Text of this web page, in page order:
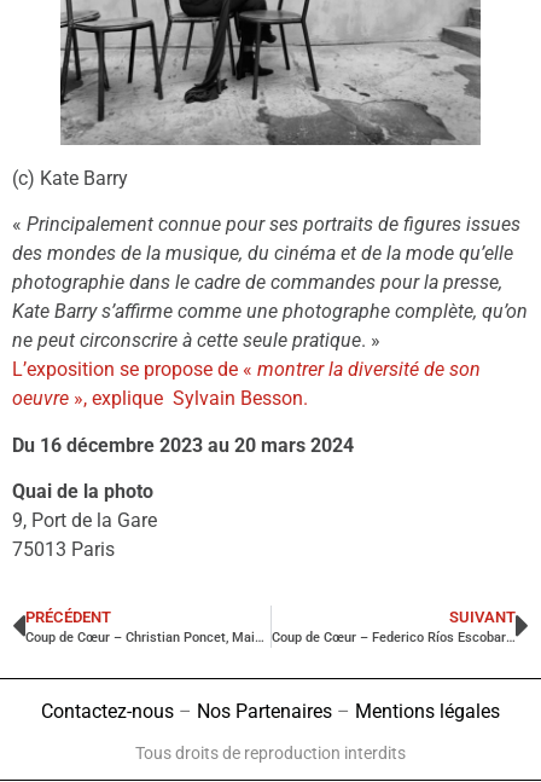
(c) Kate Barry
« Principalement connue pour ses portraits de figures issues
des mondes de la musique, du cinéma et de la mode qu’elle
photographie dans le cadre de commandes pour la presse,
Kate Barry s’affirme comme une photographe complète, qu’on
ne peut circonscrire à cette seule pratique. »
L’exposition se propose de « montrer la diversité de son
oeuvre », explique Sylvain Besson.
Du 16 décembre 2023 au 20 mars 2024
Quai de la photo
9, Port de la Gare
75013 Paris
PRÉCÉDENT
Coup de Cœur – Christian Poncet, Main street, Douarnenez
SUIVANT
Coup de Cœur – Federico Ríos Escobar : Le Chemin de la Dernière Chance
Contactez-nous – Nos Partenaires – Mentions légales
Tous droits de reproduction interdits